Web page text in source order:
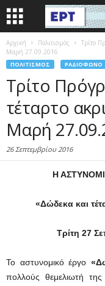
Αρχική Πολιτισμός
Τρίτο
Μαρή 27.09.2016
ΠΟΛΙΤΙΣΜΌΣ ΡΑΔΙΌΦΩΝΟ
Τρίτο
τέταρτο
Μαρή
26 Σεπτεμβρίου 2016
Η
«Δώδεκα και
Τρίτη 27
Το αστυνομικό έργο
πολλούς θεμελιωτή της